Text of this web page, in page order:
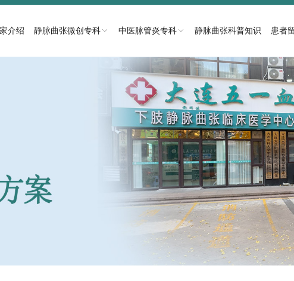
介绍 静脉曲张微创专科 中医脉管炎专科 静脉曲张科普知识 患者